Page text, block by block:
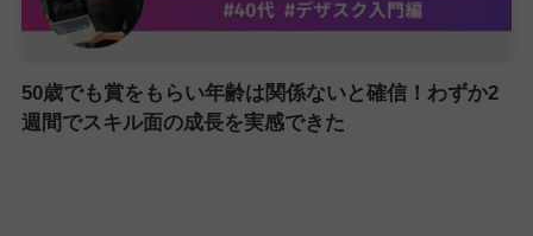
50歳でも賞をもらい年齢は関係ないと確信！わずか2
週間でスキル面の成長を実感できた